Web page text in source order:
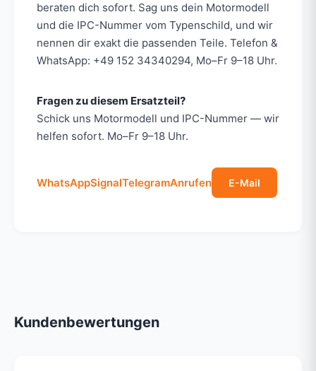
beraten dich sofort. Sag uns dein Motormodell
und die IPC-Nummer vom Typenschild, und wir
nennen dir exakt die passenden Teile. Telefon &
WhatsApp: +49 152 34340294, Mo–Fr 9–18 Uhr.
Fragen zu diesem Ersatzteil?
Schick uns Motormodell und IPC-Nummer — wir
helfen sofort. Mo–Fr 9–18 Uhr.
WhatsAppSignalTelegramAnrufen E-Mail
Kundenbewertungen